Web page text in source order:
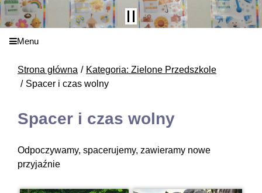
Menu
Strona główna
Kategoria: Zielone Przedszkole
Spacer i czas wolny
Spacer i czas wolny
Odpoczywamy, spacerujemy, zawieramy nowe
przyjaźnie